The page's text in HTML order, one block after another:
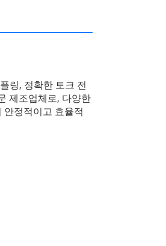
링, 정확한 토크 전
제조업체로, 다양한
정적이고 효율적